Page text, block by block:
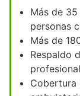
Más de
personas
Más de
Respaldo
Cobertura